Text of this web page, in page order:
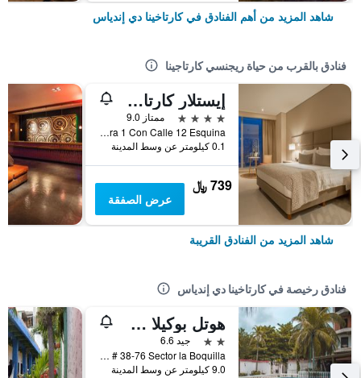
شاهد المزيد من أهم الفنادق في كارتاخينا دي إندياس
فنادق بالقرب من حياة ريجنسي كارتاجينا
إيستلار كارتاجينا دو إندياس هوتل
4 نجوم
ممتاز 9.0
Carrera 1 Con Calle 12 Esquina, كارتاخينا دي إندياس, كولومبيا
0.1 كيلومتر عن وسط المدينة
739 ﷼
عرض الصفقة
شاهد المزيد من الفنادق القريبة
فنادق رخيصة في كارتاخينا دي إندياس
هوتل بوكيلا سويتس
2 نجمتين
جيد 6.6
Cra 9 # 38-76 Sector la Boquilla, كارتاخينا دي إندياس, كولومبيا
9.0 كيلومتر عن وسط المدينة